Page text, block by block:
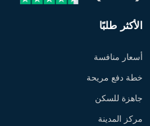
الأكثر طلبًا
أسعار منافسة
خطة دفع مريحة
جاهزة للسكن
مركز المدينة